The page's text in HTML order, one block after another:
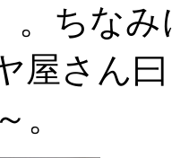
。ちな
屋さん
。